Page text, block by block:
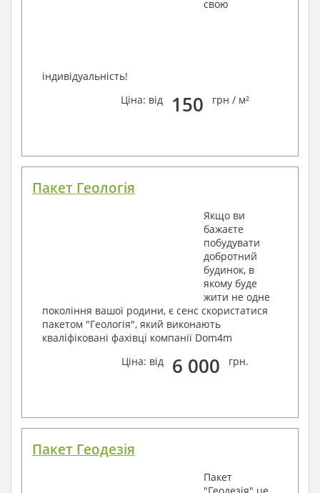
свою
індивідуальність!
Ціна: від
150 грн / м²
Пакет Геологія
Якщо ви
бажаєте
побудувати
добротний
будинок, в
якому буде
жити не одне
покоління вашої родини, є сенс скористатися
пакетом "Геологія", який виконають
кваліфіковані фахівці компанії Dom4m
Ціна: від
6 000 грн.
Пакет Геодезія
Пакет
"Геодезія" це